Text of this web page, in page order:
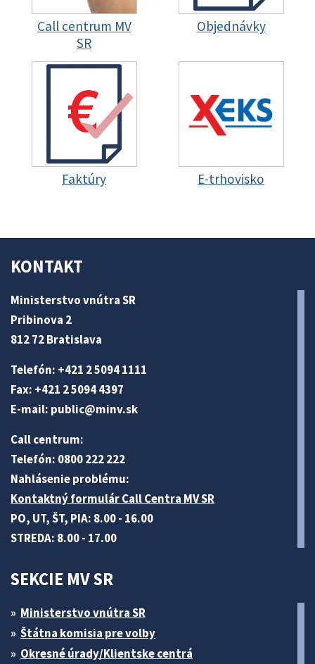
Call centrum MV
SR
Objednávky
Faktúry E-trhovisko
KONTAKT
Ministerstvo vnútra SR
Pribinova 2
812 72 Bratislava
Telefón: +421 2 5094 1111
Fax: +421 2 5094 4397
E-mail: public@minv.sk
Call centrum:
Telefón: 0800 222 222
Nahlásenie problému:
Kontaktný formulár Call Centra MV SR
PO, UT, ŠT, PIA: 8.00 - 16.00
STREDA: 8.00 - 17.00
SEKCIE MV SR
Ministerstvo vnútra SR
Štátna komisia pre volby
Okresné úrady/Klientske centrá